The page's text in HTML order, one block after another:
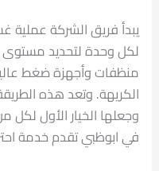
يبدأ فريق الشركة
لكل وحدة لتحديد مستوى
منظفات وأجهزة ضغط عالية
الكريهة. وتعد هذه
وجعلها الخيار الأول
في ابوظبي تقدم خدمة